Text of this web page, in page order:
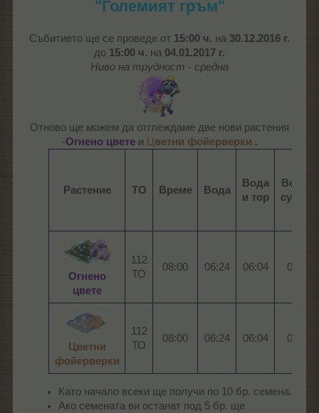
"Големият гръм"
Събитието ще се проведе от 15:00 ч. на 30.12.2016 г.
до 15:00 ч. на 04.01.2017 г.
Ниво на трудност - средна
Отново ще можем да отглеждаме две нови растения
-Огнено цветеи ветни фойерверки .
Растение ТО Време Вода
Вода
и тор
Вода и
суп.тор
Огнено
цвете
112
ТО​
08:00​ 06:24​ 06:04 03:12​
Цветни
фойерверки
112
ТО​
08:00​ 06:24​ 06:04 03:12​
Като начало всеки ще получи по 10 бр. семена.
Ако семената ви останат под 5 бр. ще